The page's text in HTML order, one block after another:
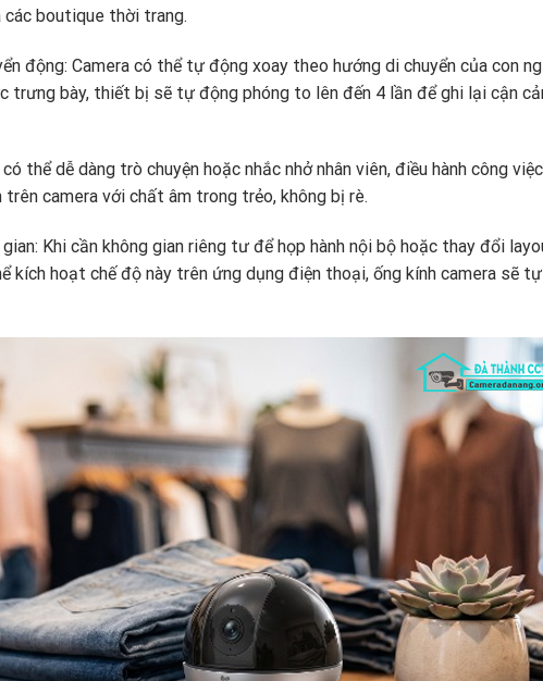
các boutique thời trang.
động: Camera có thể tự động xoay theo hướng di chuyển của con
trưng bày,thiết bị sẽ tự động phóng to lên đến 4 lần để ghi lại cận
có thể dễ dàng trò chuyện hoặc nhắc nhở nhân viên,điều hành công
camera với chất âm trong trẻo,không bị rè.
Khi cần không gian riêng tư để họp hành nội bộ hoặc thay đổi
kích hoạt chế độ này trên ứng dụng điện thoại,ống kính camera sẽ